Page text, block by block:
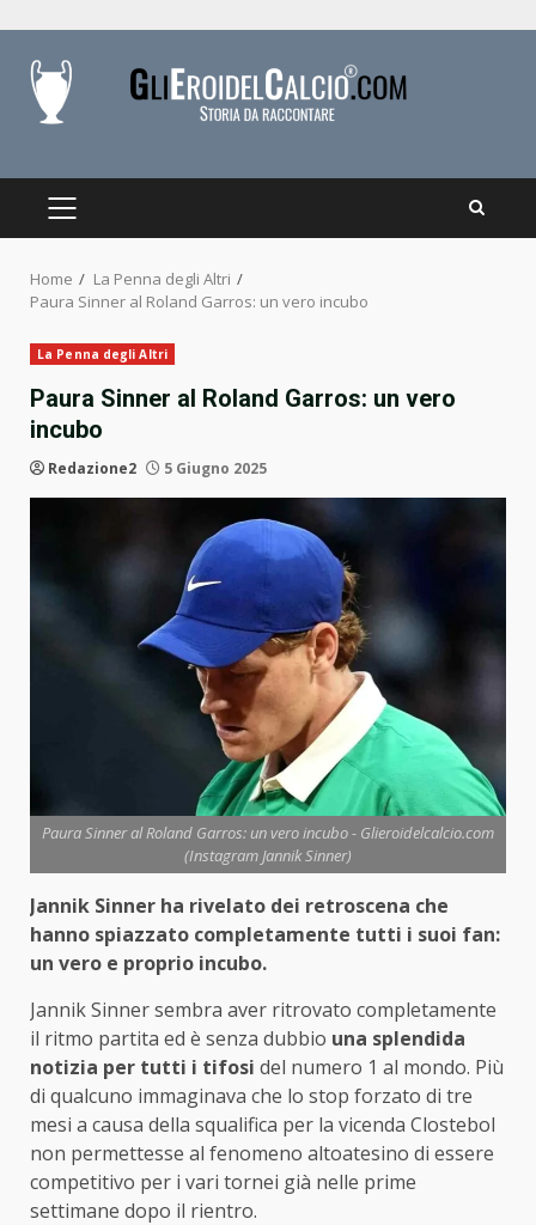
content
PRIMARY
Home
La Penna degli Altri
Paura Sinner al Roland Garros: un vero incubo
La Penna degli Altri
Paura Sinner al Roland Garros: un vero
incubo
Redazione2 5 Giugno 2025
Paura Sinner al Roland Garros: un vero incubo - Glieroidelcalcio.com
(Instagram Jannik Sinner)
Jannik Sinner ha rivelato dei retroscena che
hanno spiazzato completamente tutti i suoi fan:
un vero e proprio incubo.
Jannik Sinner sembra aver ritrovato completamente
il ritmo partita ed è senza dubbio una splendida
notizia per tutti i tifosi del numero 1 al mondo. Più
di qualcuno immaginava che lo stop forzato di tre
mesi a causa della squalifica per la vicenda Clostebol
non permettesse al fenomeno altoatesino di essere
competitivo per i vari tornei già nelle prime
settimane dopo il rientro.